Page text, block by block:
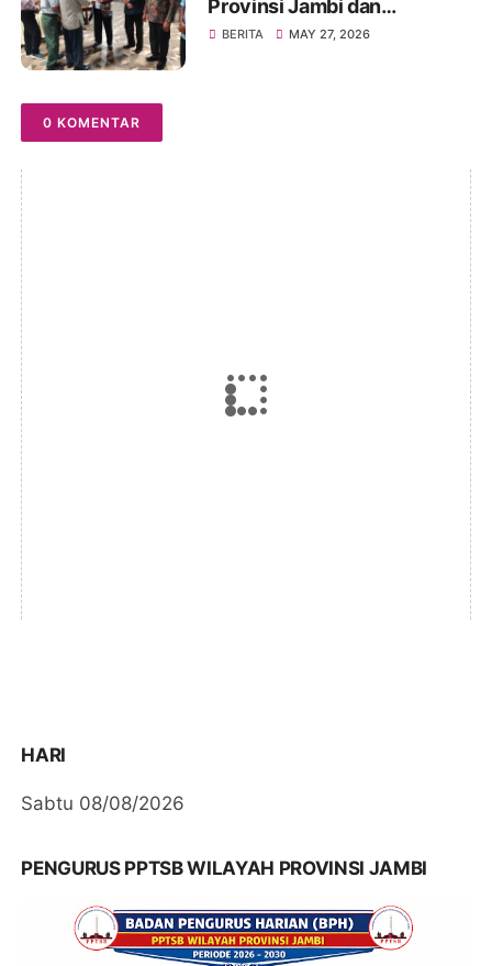
Provinsi Jambi dan
Rakercab PPTSB Kota Jambi
BERITA MAY 27, 2026
0 KOMENTAR
HARI
Sabtu 08/08/2026
PENGURUS PPTSB WILAYAH PROVINSI JAMBI